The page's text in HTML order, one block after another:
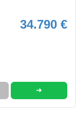
34.790 €
➜